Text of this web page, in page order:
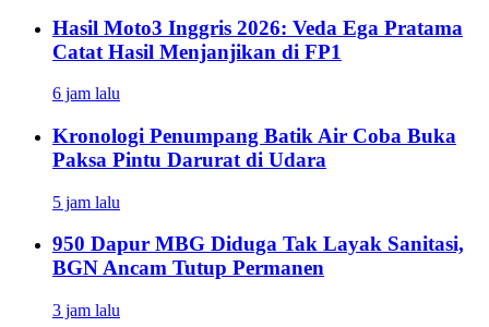
Hasil Moto3 Inggris 2026: Veda Ega Pratama
Catat Hasil Menjanjikan di FP1
6 jam lalu
Kronologi Penumpang Batik Air Coba Buka
Paksa Pintu Darurat di Udara
5 jam lalu
950 Dapur MBG Diduga Tak Layak Sanitasi,
BGN Ancam Tutup Permanen
3 jam lalu